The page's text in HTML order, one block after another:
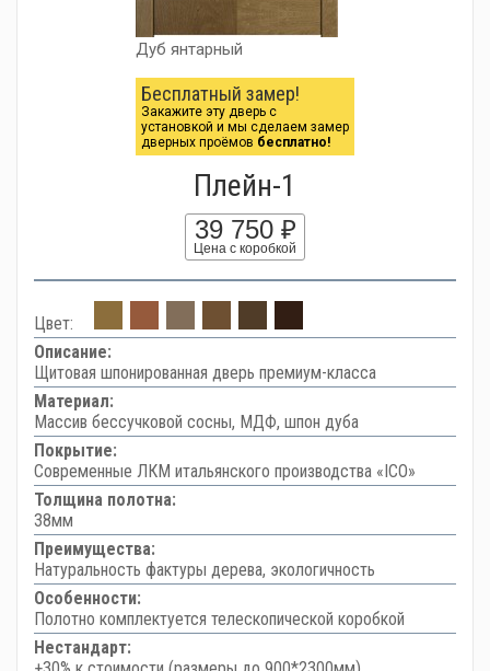
Дуб янтарный
Бесплатный замер!
Закажите эту дверь с
установкой и мы сделаем замер
дверных проёмов бесплатно!
Плейн-1
39 750 ₽
Цена с коробкой
Цвет:
Описание:
Щитовая шпонированная дверь премиум-класса
Материал:
Массив бессучковой сосны, МДФ, шпон дуба
Покрытие:
Современные ЛКМ итальянского производства «ICO»
Толщина полотна:
38мм
Преимущества:
Натуральность фактуры дерева, экологичность
Особенности:
Полотно комплектуется телескопической коробкой
Нестандарт: